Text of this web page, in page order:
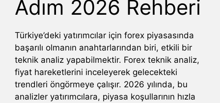
Adım 2026 Rehberi
Türkiye’deki yatırımcılar için forex piyasasında
başarılı olmanın anahtarlarından biri, etkili bir
teknik analiz yapabilmektir. Forex teknik analiz,
fiyat hareketlerini inceleyerek gelecekteki
trendleri öngörmeye çalışır. 2026 yılında, bu
analizler yatırımcılara, piyasa koşullarının hızla